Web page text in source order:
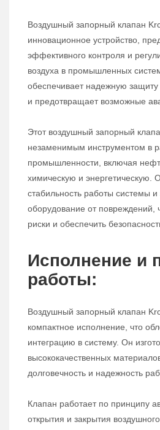
Воздушный запорный клапан
инновационное устройство,
эффективного контроля и
воздуха в промышленных
обеспечивает надежную защиту
и предотвращает возможные
Этот воздушный запорный
незаменимым инструментом в
промышленности, включая
химическую и энергетическую.
стабильность работы системы
оборудование от повреждений,
риски и обеспечить
Исполнение и
работы:
Воздушный запорный клапан
компактное исполнение, что
интеграцию в систему. Он
высококачественных
долговечность и надежность
Клапан работает по принципу
открытия и закрытия